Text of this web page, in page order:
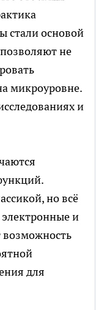
стали основой
не
микроуровне.
и
но всё
и
для